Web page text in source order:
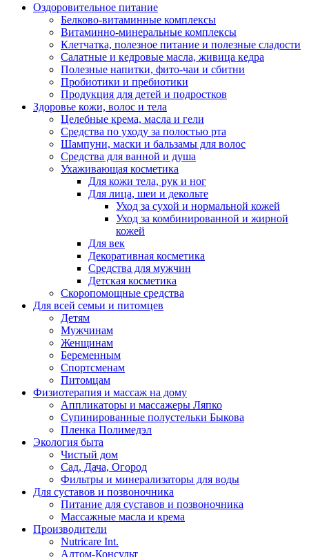
Оздоровительное питание
Белково-витаминные комплексы
Витаминно-минеральные комплексы
Клетчатка, полезное питание и полезные сладости
Салатные и кедровые масла, живица кедра
Полезные напитки, фито-чаи и сбитни
Пробиотики и пребиотики
Продукция для детей и подростков
Здоровье кожи, волос и тела
Целебные крема, масла и гели
Средства по уходу за полостью рта
Шампуни, маски и бальзамы для волос
Средства для ванной и душа
Ухаживающая косметика
Для кожи тела, рук и ног
Для лица, шеи и декольте
Уход за сухой и нормальной кожей
Уход за комбинированной и жирной
кожей
Для век
Декоративная косметика
Средства для мужчин
Детская косметика
Скоропомощные средства
Для всей семьи и питомцев
Детям
Мужчинам
Женщинам
Беременным
Спортсменам
Питомцам
Физиотерапия и массаж на дому
Аппликаторы и массажеры Ляпко
Супинированные полустельки Быкова
Пленка Полимедэл
Экология быта
Чистый дом
Сад, Дача, Огород
Фильтры и минерализаторы для воды
Для суставов и позвоночника
Питание для суставов и позвоночника
Массажные масла и крема
Производители
Nutricare Int.
Алтом-Консульт